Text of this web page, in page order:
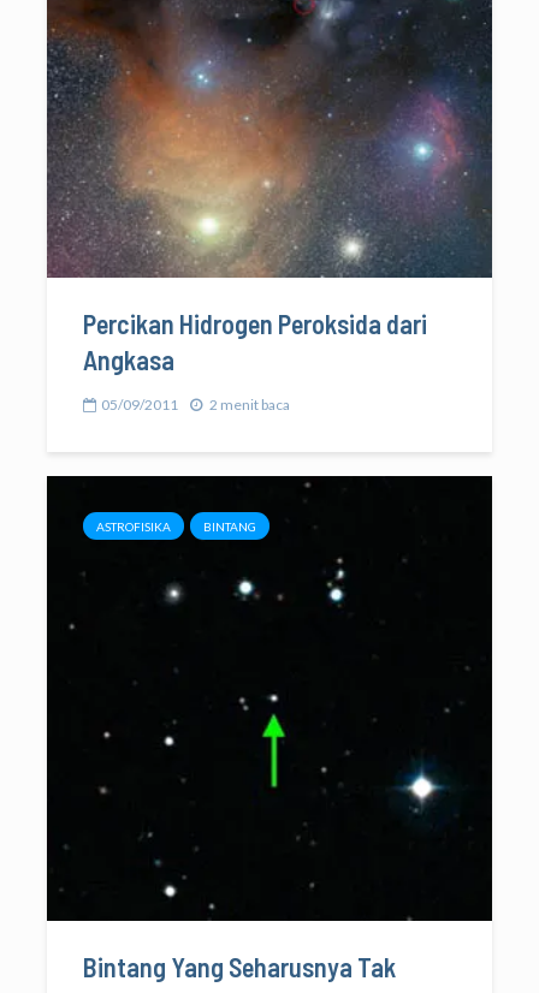
Percikan Hidrogen Peroksida dari
Angkasa
05/09/2011 2 menit baca
ASTROFISIKA BINTANG
Bintang Yang Seharusnya Tak